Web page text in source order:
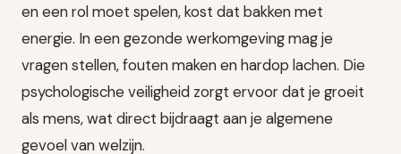
en een rol moet spelen, kost dat bakken met
energie. In een gezonde werkomgeving mag je
vragen stellen, fouten maken en hardop lachen. Die
psychologische veiligheid zorgt ervoor dat je groeit
als mens, wat direct bijdraagt aan je algemene
gevoel van welzijn.